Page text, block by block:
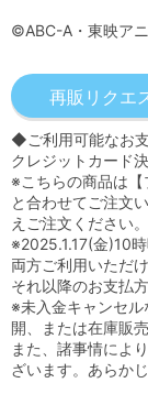
©ABC-A・東映ア
◆ご利用可能なお
クレジットカード
※こちらの商品は
と合わせてご注文
えご注文ください。
※2025.1.17(金)10
両方ご利用いただけ
それ以降のお支払
※未入金キャンセ
開、または在庫販
また、諸事情によ
ざいます。あらか